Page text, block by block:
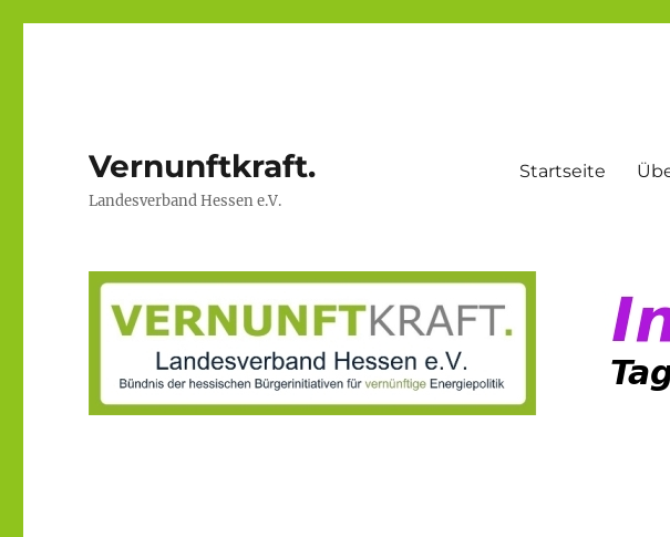
Vernunftkraft.
Landesverband Hessen e.V.
Startseite